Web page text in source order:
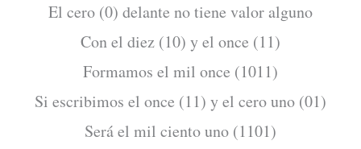
El cero (0) delante no tiene valor alguno
Con el diez (10) y el once (11)
Formamos el mil once (1011)
Si escribimos el once (11) y el cero uno (01)
Será el mil ciento uno (1101)